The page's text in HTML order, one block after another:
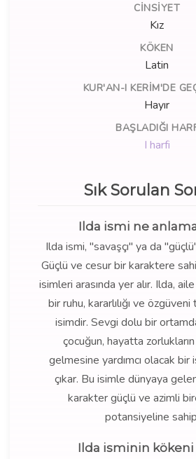
CINSIYET
Kız
KÖKEN
Latin
KUR'AN-I KERIM'DE
Hayır
BAŞLADIĞI
I harfi
Sık Sorulan
Ilda ismi ne
Ilda ismi, "savaşçı" ya da
Güçlü ve cesur bir karaktere
isimleri arasında yer alır. Ilda,
bir ruhu, kararlılığı ve
isimdir. Sevgi dolu bir
çocuğun, hayatta
gelmesine yardımcı olacak bir
çıkar. Bu isimle dünyaya
karakter güçlü ve azimli
potansiyeline
Ilda isminin